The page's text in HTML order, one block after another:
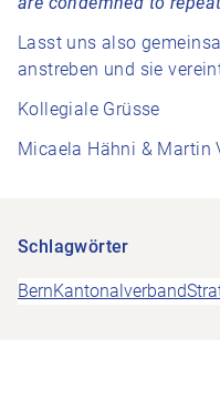
Lasst uns also
anstreben und sie
Kollegiale Grüsse
Micaela Hähni & Martin
Schlagwörter
BernKantonalverband